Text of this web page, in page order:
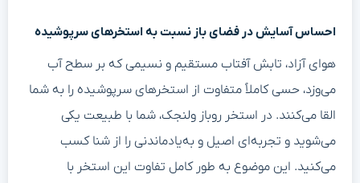
احساس آسایش در فضای باز نسبت به استخرهای سرپوشیده
هوای آزاد، تابش آفتاب مستقیم و نسیمی که بر سطح آب
می‌وزد، حسی کاملاً متفاوت از استخرهای سرپوشیده را به شما
القا می‌کنند. در استخر روباز ولنجک، شما با طبیعت یکی
می‌شوید و تجربه‌ای اصیل و به‌یادماندنی را از شنا کسب
می‌کنید. این موضوع به طور کامل تفاوت این استخر با